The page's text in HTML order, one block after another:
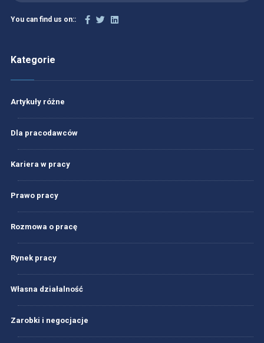
You can find us on::
Kategorie
Artykuły różne
Dla pracodawców
Kariera w pracy
Prawo pracy
Rozmowa o pracę
Rynek pracy
Własna działalność
Zarobki i negocjacje